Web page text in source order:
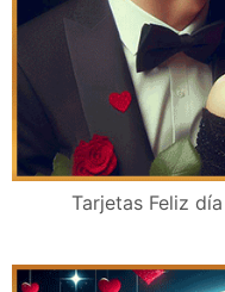
Tarjetas Feliz